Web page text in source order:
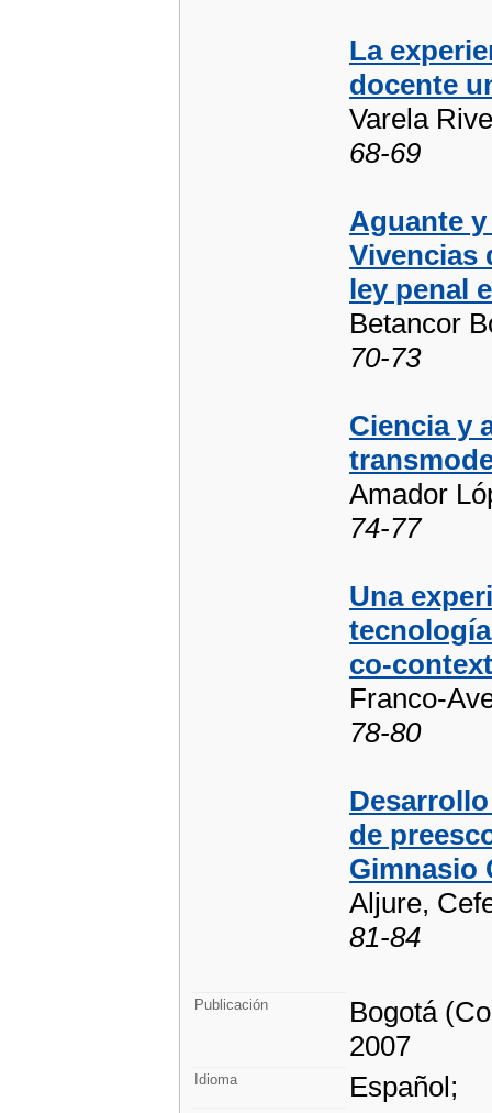
La
docente
Varela
68-69
Aguante
Vivencias
ley penal
Betancor
70-73
Ciencia y
Amador
74-77
Una
co-
Franco-
78-80
de
Gimnasio
Aljure,
81-84
Publicación
Bogotá
2007
Idioma Español;